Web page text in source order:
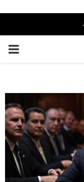
PRIMARY